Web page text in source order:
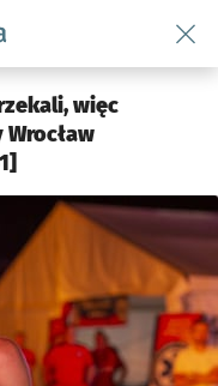
Sport i rekreacja
więc